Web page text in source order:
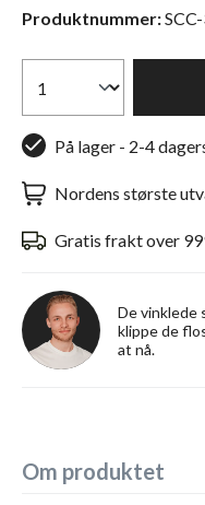
Produktnummer:
På lager - 2-4
Nordens største
Gratis frakt over
De vinklede
klippe de
at nå.
Om produktet